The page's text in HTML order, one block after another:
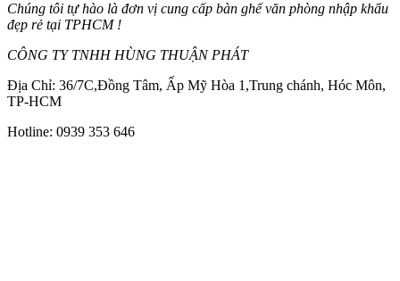
Chúng tôi tự hào là đơn vị cung cấp bàn ghế văn phòng nhập khẩu
đẹp rẻ tại TPHCM !
CÔNG TY TNHH HÙNG THUẬN PHÁT
Địa Chỉ: 36/7C,Đồng Tâm, Ấp Mỹ Hòa 1,Trung chánh, Hóc Môn,
TP-HCM
Hotline: 0939 353 646